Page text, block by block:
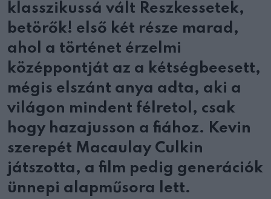
klasszikussá vált Reszkessetek,
betörők! első két része marad,
ahol a történet érzelmi
középpontját az a kétségbeesett,
mégis elszánt anya adta, aki a
világon mindent félretol, csak
hogy hazajusson a fiához. Kevin
szerepét Macaulay Culkin
játszotta, a film pedig generációk
ünnepi alapműsora lett.